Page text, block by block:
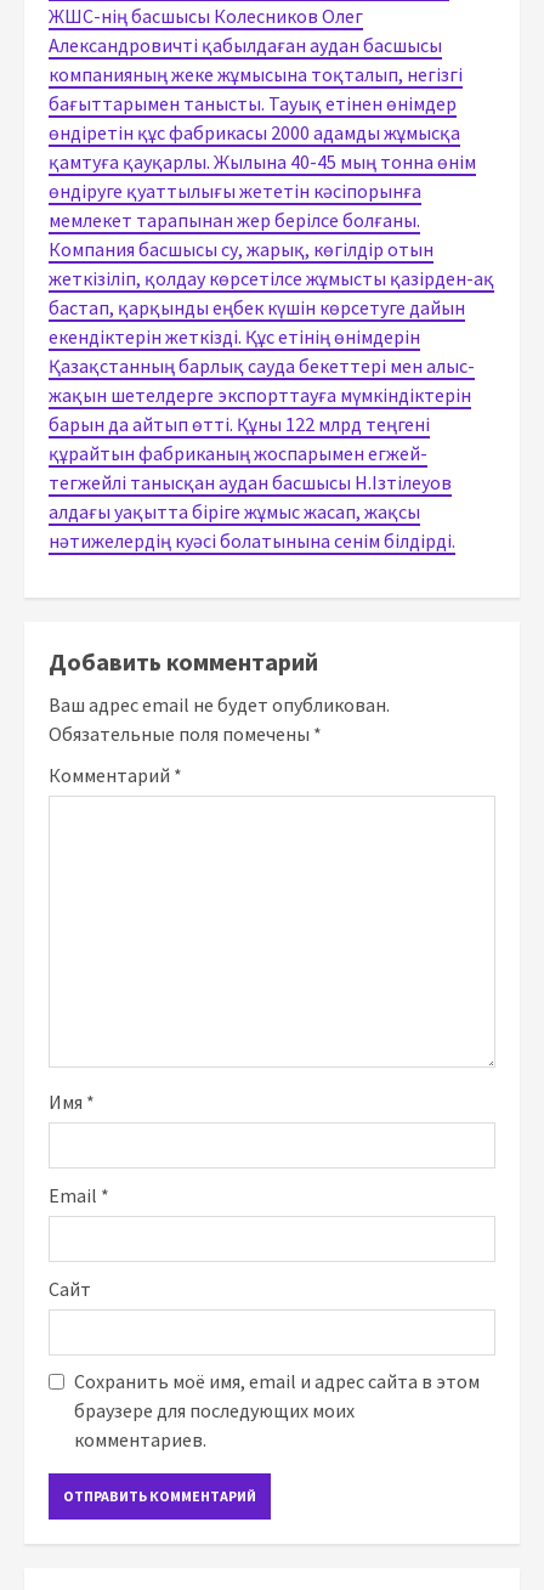
ЖШС-нің басшысы Колесников Олег
Александровичті қабылдаған аудан басшысы
компанияның жеке жұмысына тоқталып, негізгі
бағыттарымен танысты. Тауық етінен өнімдер
өндіретін құс фабрикасы 2000 адамды жұмысқа
қамтуға қауқарлы. Жылына 40-45 мың тонна өнім
өндіруге қуаттылығы жететін кәсіпорынға
мемлекет тарапынан жер берілсе болғаны.
Компания басшысы су, жарық, көгілдір отын
жеткізіліп, қолдау көрсетілсе жұмысты қазірден-ақ
бастап, қарқынды еңбек күшін көрсетуге дайын
екендіктерін жеткізді. Құс етінің өнімдерін
Қазақстанның барлық сауда бекеттері мен алыс-
жақын шетелдерге экспорттауға мүмкіндіктерін
барын да айтып өтті. Құны 122 млрд теңгені
құрайтын фабриканың жоспарымен егжей-
тегжейлі танысқан аудан басшысы Н.Ізтілеуов
алдағы уақытта біріге жұмыс жасап, жақсы
нәтижелердің куәсі болатынына сенім білдірді.
Добавить комментарий
Ваш адрес email не будет опубликован.
Обязательные поля помечены *
Комментарий *
Имя *
Email *
Сайт
Сохранить моё имя, email и адрес сайта в этом
браузере для последующих моих
комментариев.